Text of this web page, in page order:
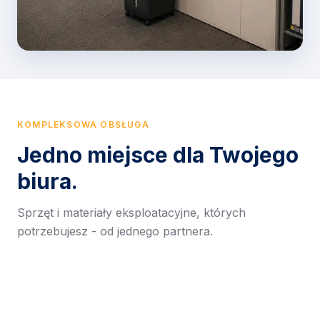
KOMPLEKSOWA OBSŁUGA
Jedno miejsce dla Twojego
biura.
Sprzęt i materiały eksploatacyjne, których
potrzebujesz - od jednego partnera.